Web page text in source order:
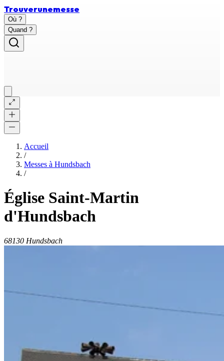
Trouverunemesse
Où ?
Quand ?
Accueil
/
Messes à Hundsbach
/
Église Saint-Martin
d'Hundsbach
68130 Hundsbach